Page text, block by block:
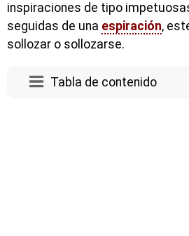
inspiraciones de tipo
seguidas de una espiración,
sollozar o sollozarse.
Tabla de contenido